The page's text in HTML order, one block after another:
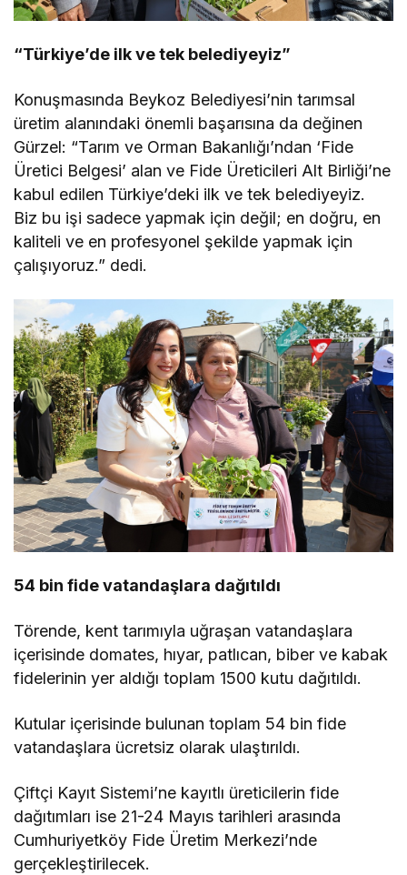
“Türkiye’de ilk ve tek belediyeyiz”
Konuşmasında Beykoz Belediyesi’nin tarımsal
üretim alanındaki önemli başarısına da değinen
Gürzel: “Tarım ve Orman Bakanlığı’ndan ‘Fide
Üretici Belgesi’ alan ve Fide Üreticileri Alt Birliği’ne
kabul edilen Türkiye’deki ilk ve tek belediyeyiz.
Biz bu işi sadece yapmak için değil; en doğru, en
kaliteli ve en profesyonel şekilde yapmak için
çalışıyoruz.” dedi.
54 bin fide vatandaşlara dağıtıldı
Törende, kent tarımıyla uğraşan vatandaşlara
içerisinde domates, hıyar, patlıcan, biber ve kabak
fidelerinin yer aldığı toplam 1500 kutu dağıtıldı.
Kutular içerisinde bulunan toplam 54 bin fide
vatandaşlara ücretsiz olarak ulaştırıldı.
Çiftçi Kayıt Sistemi’ne kayıtlı üreticilerin fide
dağıtımları ise 21-24 Mayıs tarihleri arasında
Cumhuriyetköy Fide Üretim Merkezi’nde
gerçekleştirilecek.